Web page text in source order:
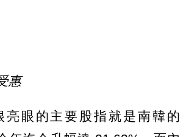
惠
亮眼的主要股指就是南韓的